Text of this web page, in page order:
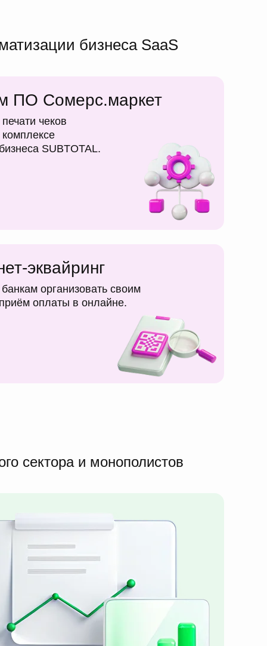
ПО Сомерс.маркет
чеков
SUBTOTAL.
эквайринг
организовать своим
оплаты в онлайне.
бизнеса SaaS
сектора и монополистов